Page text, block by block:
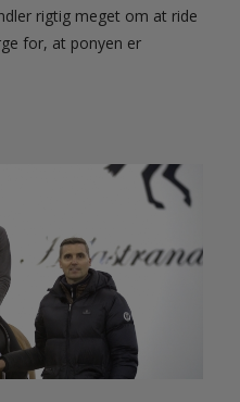
rigtig meget om at ride
for, at ponyen er